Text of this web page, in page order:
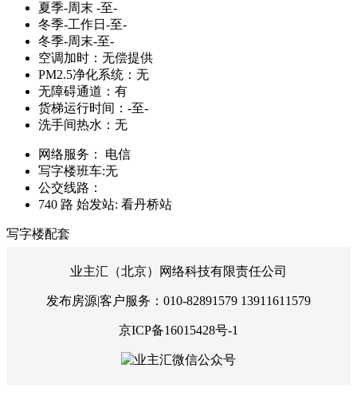
夏季-周末 -至-
冬季-工作日 -至-
冬季-周末-至-
空调加时： 无偿提供
PM2.5净化系统： 无
无障碍通道： 有
货梯运行时间： -至-
洗手间热水： 无
网络服务：
电信
写字楼班车:无
公交线路：
740 路 始发站: 看丹桥站
写字楼配套
业主汇（北京）网络科技有限责任公司
发布房源|客户服务：010-82891579 13911611579
京ICP备16015428号-1